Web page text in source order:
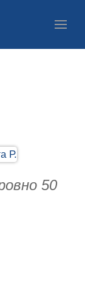
50